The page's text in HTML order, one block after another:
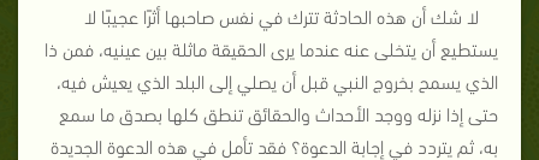
لا شك أن هذه الحادثة تترك في نفس صاحبها أثرًا عجيبًا لا
يستطيع أن يتخلى عنه عندما يرى الحقيقة ماثلة بين عينيه، فمن ذا
الذي يسمح بخروج النبي قبل أن يصلي إلى البلد الذي يعيش فيه،
حتى إذا نزله ووجد الأحداث والحقائق تنطق كلها بصدق ما سمع
به، ثم يتردد في إجابة الدعوة؟ فقد تأمل في هذه الدعوة الجديدة